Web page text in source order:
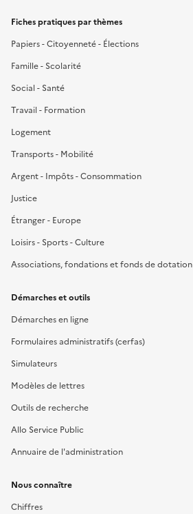
Fiches pratiques par thèmes
Papiers - Citoyenneté - Élections
Famille - Scolarité
Social - Santé
Travail - Formation
Logement
Transports - Mobilité
Argent - Impôts - Consommation
Justice
Étranger - Europe
Loisirs - Sports - Culture
Associations, fondations et fonds de dotation
Démarches et outils
Démarches en ligne
Formulaires administratifs (cerfas)
Simulateurs
Modèles de lettres
Outils de recherche
Allo Service Public
Annuaire de l'administration
Nous connaître
Chiffres